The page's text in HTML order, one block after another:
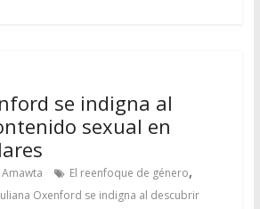
se indigna al
sexual en
Amawta El reenfoque de género,
Oxenford se indigna al descubrir